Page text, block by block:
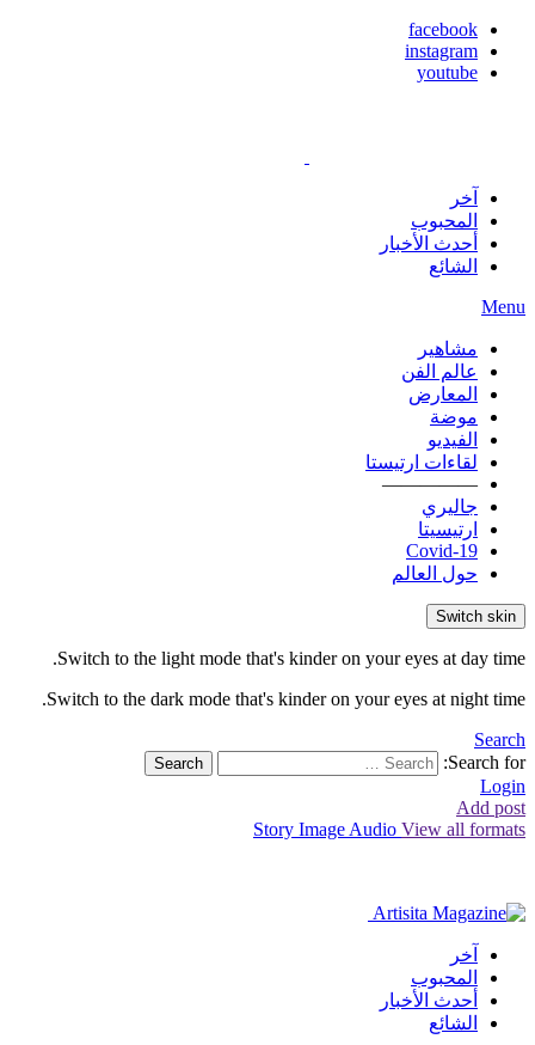
facebook
instagram
youtube
آخر
المحبوب
أحدث الأخبار
الشائع
Menu
مشاهير
عالم الفن
المعارض
موضة
الفيديو
لقاءات ارتيستا
—————
جاليري
ارتيسيتا
Covid-19
حول العالم
Switch skin
Switch to the light mode that's kinder on your eyes at day time.
Switch to the dark mode that's kinder on your eyes at night time.
Search
Search for:
Search
Login
Add post
Story Image Audio View all formats
آخر
المحبوب
أحدث الأخبار
الشائع